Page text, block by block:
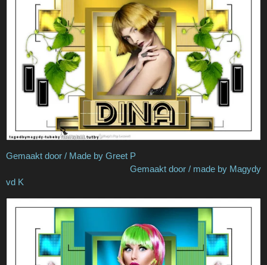
Gemaakt door / Made by Greet P
Gemaakt door / made by Magydy
vd K